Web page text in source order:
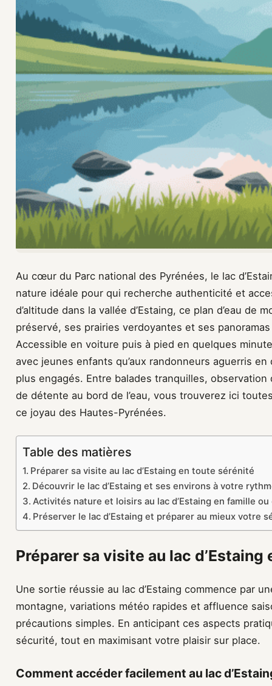
Au cœur du Parc national des Pyrénées, le lac
nature idéale pour qui recherche authenticité et
d’altitude dans la vallée d’Estaing, ce plan d’eau de
préservé, ses prairies verdoyantes et ses
Accessible en voiture puis à pied en quelques
avec jeunes enfants qu’aux randonneurs aguerris
plus engagés. Entre balades tranquilles,
de détente au bord de l’eau, vous trouverez ici
ce joyau des Hautes-Pyrénées.
Table des matières
Préparer sa visite au lac d’Estaing en toute sérénité
Découvrir le lac d’Estaing et ses environs à votre
Activités nature et loisirs au lac d’Estaing en famille
Préserver le lac d’Estaing et préparer au mieux votre
Préparer sa visite au lac
Une sortie réussie au lac d’Estaing commence par
montagne, variations météo rapides et affluence
précautions simples. En anticipant ces aspects
sécurité, tout en maximisant votre plaisir sur place.
Comment accéder facilement au lac